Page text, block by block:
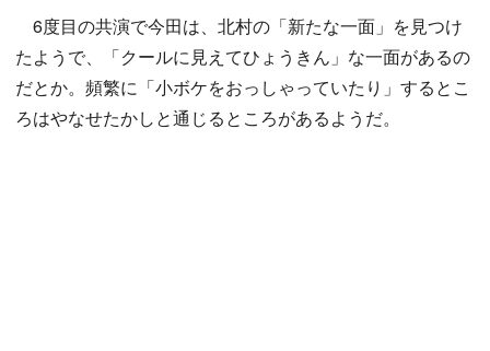
6度目の共演で今田は、北村の「新たな一面」を見つけ
たようで、「クールに見えてひょうきん」な一面があるの
だとか。頻繁に「小ボケをおっしゃっていたり」するとこ
ろはやなせたかしと通じるところがあるようだ。